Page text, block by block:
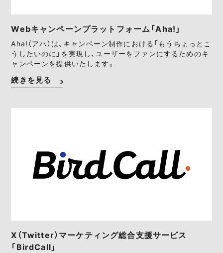
Webキャンペーンプラットフォーム「Aha!」
Aha!（アハ）は、キャンペーン制作における「もうちょっとこ
うしたいのに」を実現し、ユーザーをファンにするためのキ
ャンペーンを提供いたします。
続きを見る
X（Twitter）マーケティング総合支援サービス
「BirdCall」